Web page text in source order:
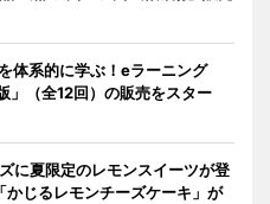
体系的に学ぶ！eラーニング
」（全12回）の販売をスター
に夏限定のレモンスイーツが登
じるレモンチーズケーキ」が